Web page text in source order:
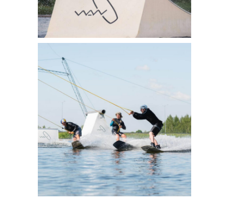
WAKE2EL 2022
5 pics